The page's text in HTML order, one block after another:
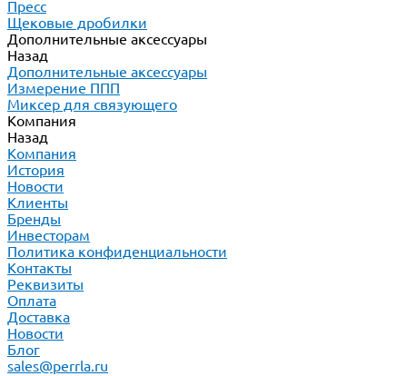
Пресс
Щековые дробилки
Дополнительные аксессуары
Назад
Дополнительные аксессуары
Измерение ППП
Миксер для связующего
Компания
Назад
Компания
История
Новости
Клиенты
Бренды
Инвесторам
Политика конфиденциальности
Контакты
Реквизиты
Оплата
Доставка
Новости
Блог
sales@perrla.ru